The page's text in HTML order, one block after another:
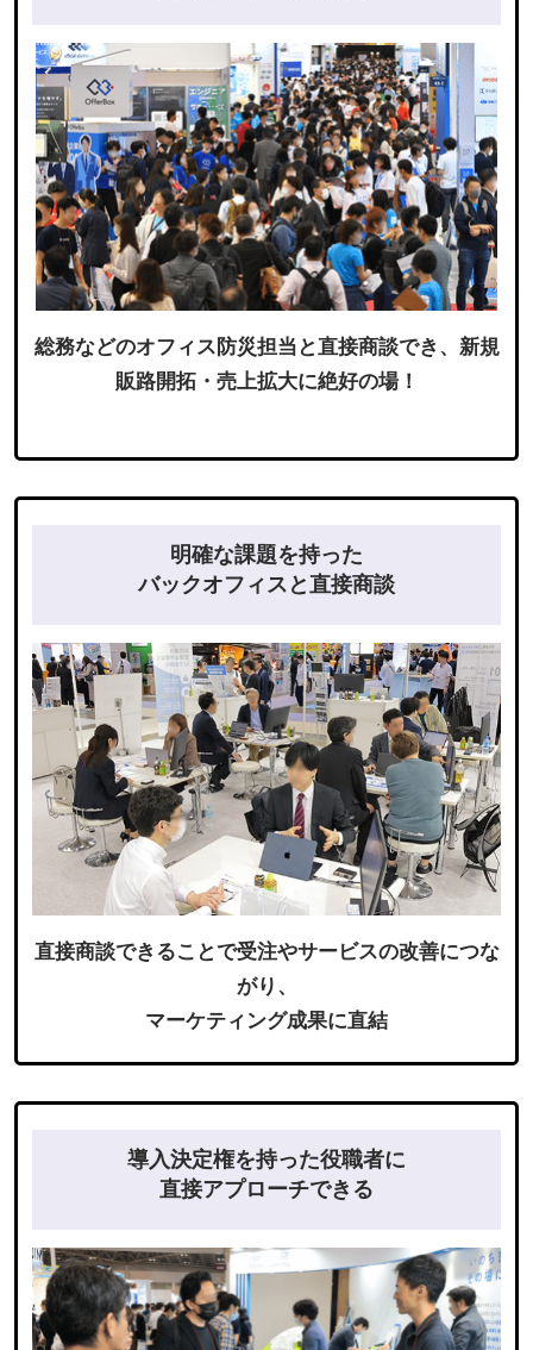
総務などのオフィス防災担当と直接商談でき、新規
販路開拓・売上拡大に絶好の場！
明確な課題を持った
バックオフィスと直接商談
直接商談できることで受注やサービスの改善につな
がり、
マーケティング成果に直結
導入決定権を持った役職者に
直接アプローチできる